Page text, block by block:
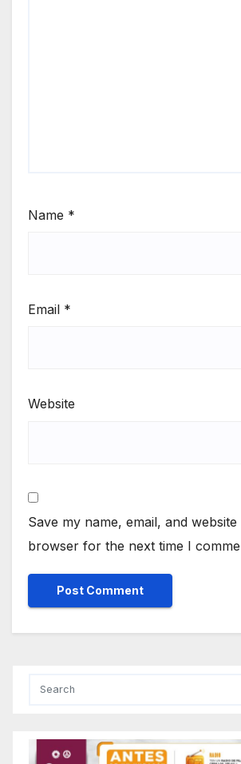
Name *
Email *
Website
Save my name, email, and website
browser for the next time I